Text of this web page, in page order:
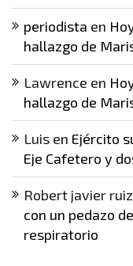
periodista en
hallazgo de
Lawrence en
hallazgo de
Luis en Ejército
Eje Cafetero y
Robert javier
con un pedazo
respiratorio